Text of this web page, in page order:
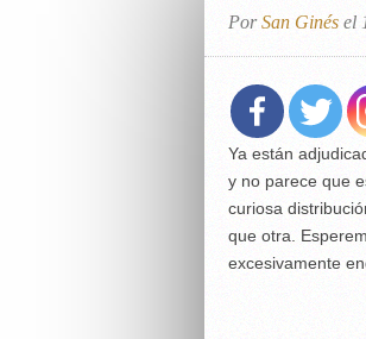
TODAS LAS
ROTAS
PorSan Ginés el
Ya están
y no parece que
curiosa
que otra.
excesivamente